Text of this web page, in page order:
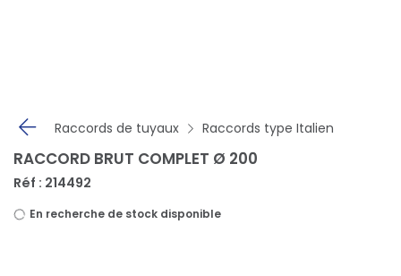
Raccords de tuyaux Raccords type Italien
RACCORD BRUT COMPLET Ø 200
Réf : 214492
En recherche de stock disponible